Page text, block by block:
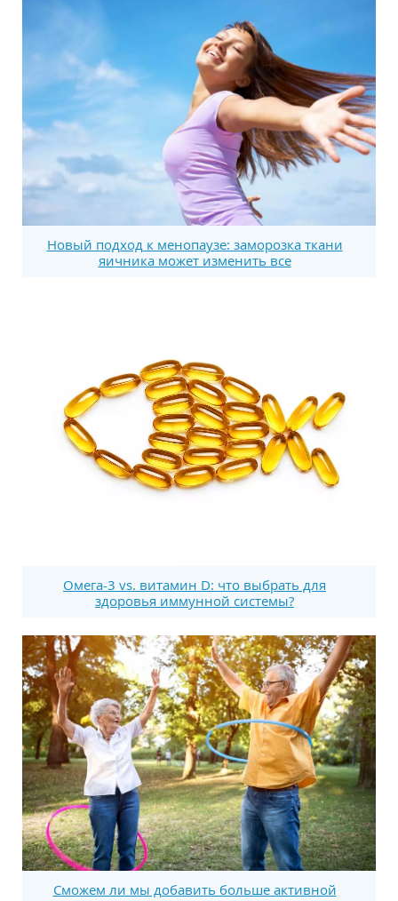
Новый подход к менопаузе: заморозка ткани
яичника может изменить все
Омега-3 vs. витамин D: что выбрать для
здоровья иммунной системы?
Сможем ли мы добавить больше активной